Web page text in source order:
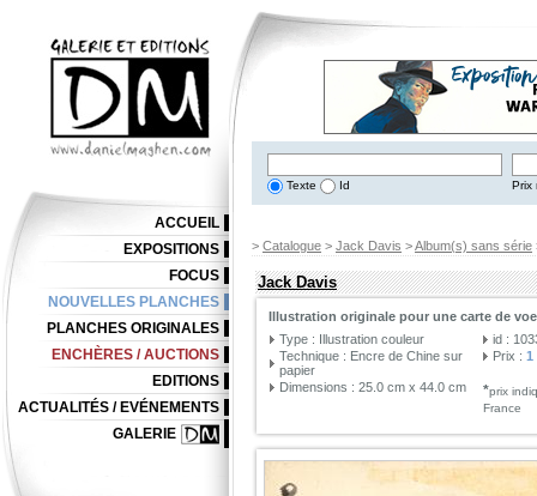
Texte Id Prix
> Catalogue > Jack Davis >Album(s) sans série
Jack Davis
Illustration originale pour une carte de
Type : Illustration couleur
Technique : Encre de Chine sur
papier
Dimensions : 25.0 cm x 44.0 cm
id :
Prix :1
*prix
France
ACCUEIL
EXPOSITIONS
FOCUS
NOUVELLES PLANCHES
PLANCHES ORIGINALES
ENCHÈRES / AUCTIONS
EDITIONS
ACTUALITÉS / EVÉNEMENTS
GALERIE